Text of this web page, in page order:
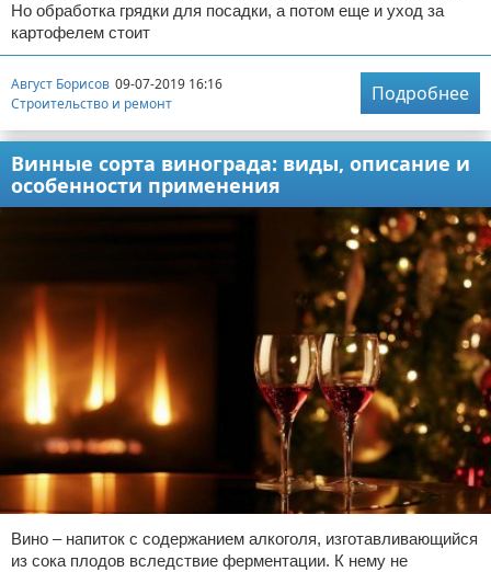
Но обработка грядки для посадки, а потом еще и уход за
картофелем стоит
Август Борисов 09-07-2019 16:16
Строительство и ремонт
Подробнее
Винные сорта винограда: виды, описание и
особенности применения
Вино – напиток с содержанием алкоголя, изготавливающийся
из сока плодов вследствие ферментации. К нему не